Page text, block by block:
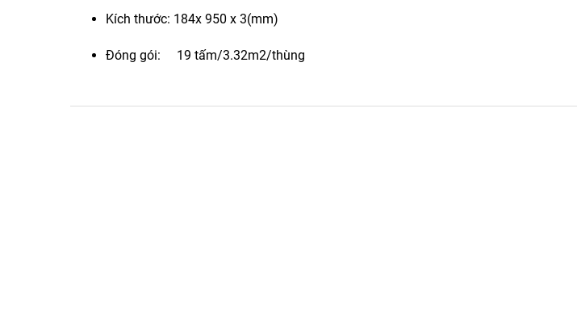
Kích thước: 184x 950 x 3(mm)
Đóng gói: 19 tấm/3.32m2/thùng